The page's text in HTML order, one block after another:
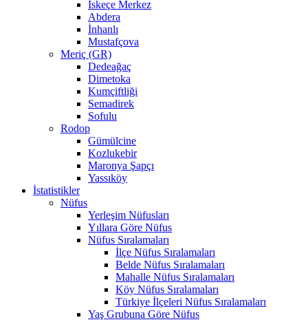
İskeçe Merkez
Abdera
İnhanlı
Mustafçova
Meriç (GR)
Dedeağaç
Dimetoka
Kumçiftliği
Semadirek
Sofulu
Rodop
Gümülcine
Kozlukebir
Maronya Şapçı
Yassıköy
İstatistikler
Nüfus
Yerleşim Nüfusları
Yıllara Göre Nüfus
Nüfus Sıralamaları
İlçe Nüfus Sıralamaları
Belde Nüfus Sıralamaları
Mahalle Nüfus Sıralamaları
Köy Nüfus Sıralamaları
Türkiye İlçeleri Nüfus Sıralamaları
Yaş Grubuna Göre Nüfus